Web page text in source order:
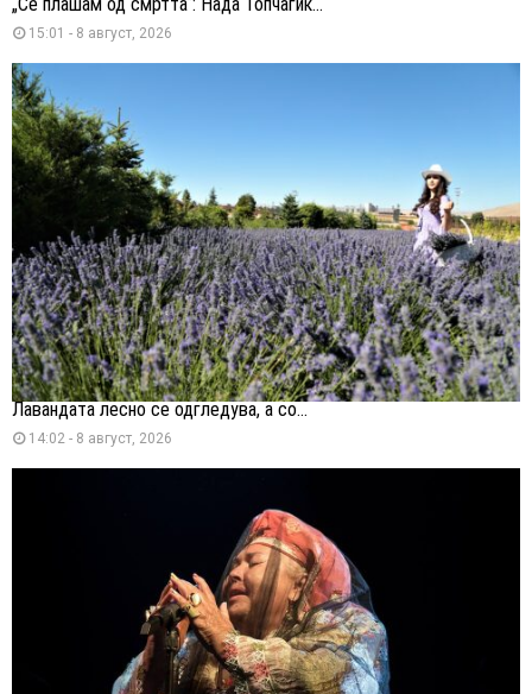
15:01 - 8 август, 2026
Лавандата лесно се одгледува, а со...
14:02 - 8 август, 2026